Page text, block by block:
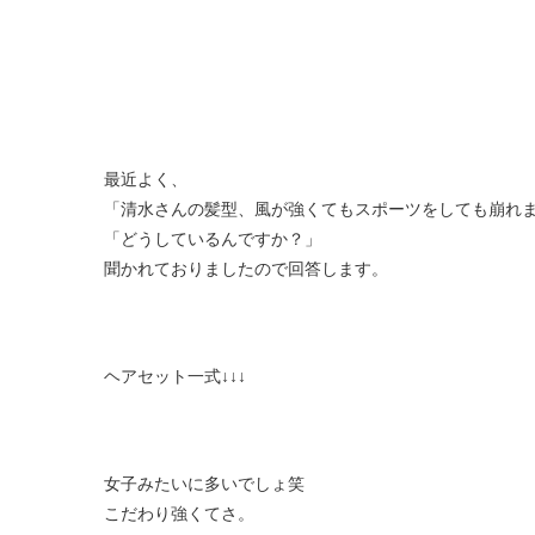
最近よく、
「清水さんの髪型、風が強くてもスポーツをしても崩れ
「どうしているんですか？」
聞かれておりましたので回答します。
ヘアセット一式↓↓↓
女子みたいに多いでしょ笑
こだわり強くてさ。